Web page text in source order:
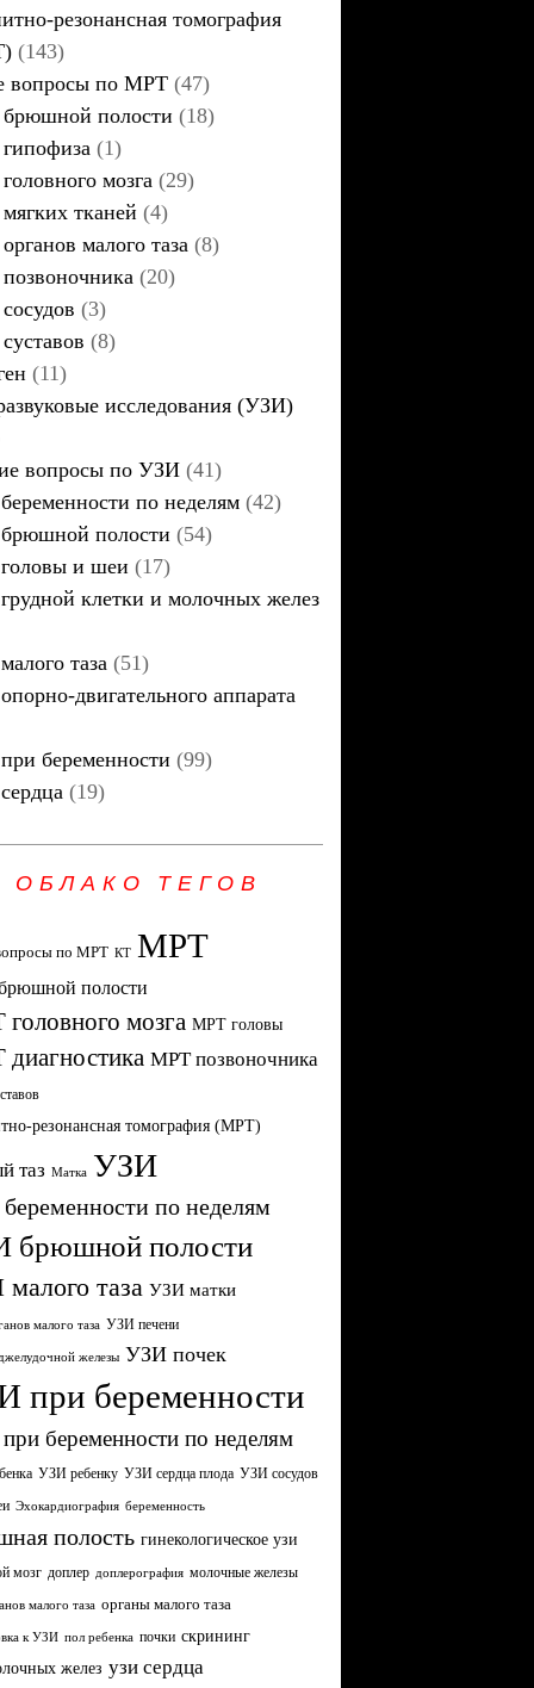
резонансная томография
(143)
вопросы по МРТ (47)
полости (18)
(1)
мозга (29)
тканей (4)
малого таза (8)
(20)
(3)
(8)
(11)
исследования (УЗИ)
вопросы по УЗИ (41)
по неделям (42)
полости (54)
и шеи (17)
клетки и молочных желез
таза (51)
двигательного аппарата
беременности (99)
(19)
ОБЛАКО ТЕГОВ
по МРТ КТ МРТ
полости
мозга МРТ головы
МРТ позвоночника
резонансная томография (МРТ)
таз Матка УЗИ
по неделям
брюшной полости
таза УЗИ матки
малого таза УЗИ печени
железы УЗИ почек
при беременности
беременности по неделям
УЗИ ребенку УЗИ сердца плода УЗИ сосудов
Эхокардиография беременность
полость гинекологическое узи
мозг доплер доплерография молочные железы
малого таза органы малого таза
к УЗИ пол ребенка почки скрининг
желез узи сердца